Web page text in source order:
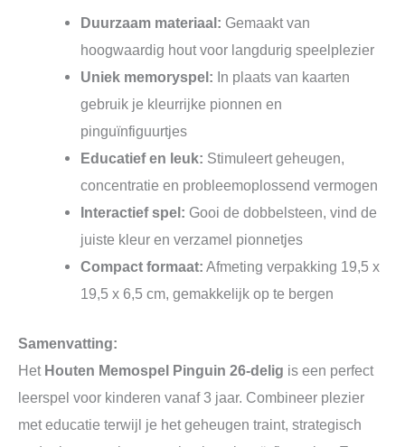
Duurzaam materiaal: Gemaakt van
hoogwaardig hout voor langdurig speelplezier
Uniek memoryspel: In plaats van kaarten
gebruik je kleurrijke pionnen en
pinguïnfiguurtjes
Educatief en leuk: Stimuleert geheugen,
concentratie en probleemoplossend vermogen
Interactief spel: Gooi de dobbelsteen, vind de
juiste kleur en verzamel pionnetjes
Compact formaat: Afmeting verpakking 19,5 x
19,5 x 6,5 cm, gemakkelijk op te bergen
Samenvatting:
Het Houten Memospel Pinguin 26-delig is een perfect
leerspel voor kinderen vanaf 3 jaar. Combineer plezier
met educatie terwijl je het geheugen traint, strategisch